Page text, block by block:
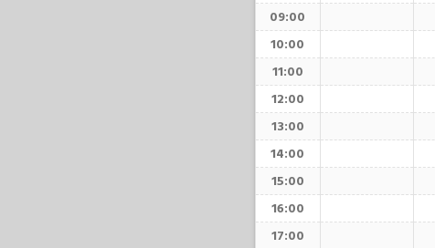
09:00
10:00
11:00
12:00
13:00
14:00
15:00
16:00
17:00